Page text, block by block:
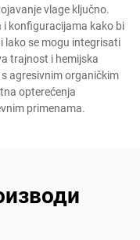
vlage ključno.
i konfiguracijama kako bi
lako se mogu integrisati
trajnost i hemijska
agresivnim organičkim
opterećenja
primenama.